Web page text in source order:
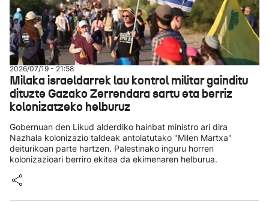
2026/07/19 - 21:58
Milaka israeldarrek lau kontrol militar gainditu
dituzte Gazako Zerrendara sartu eta berriz
kolonizatzeko helburuz
Gobernuan den Likud alderdiko hainbat ministro ari dira
Nazhala kolonizazio taldeak antolatutako "Milen Martxa"
deiturikoan parte hartzen. Palestinako inguru horren
kolonizazioari berriro ekitea da ekimenaren helburua.